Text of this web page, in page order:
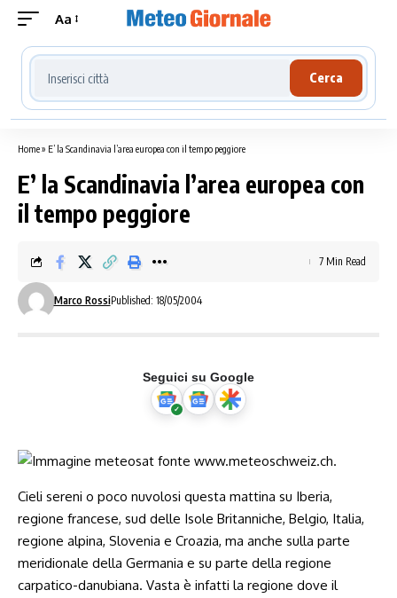
Aa
Cerca località meteo
Cerca
Home» E’ la Scandinavia l’area europea con il tempo peggiore
E’ la Scandinavia l’area europea con
il tempo peggiore
Marco RossiPublished: 18/05/2004
7 Min Read
Seguici su Google
Cieli sereni o poco nuvolosi questa mattina su Iberia,
regione francese, sud delle Isole Britanniche, Belgio, Italia,
regione alpina, Slovenia e Croazia, ma anche sulla parte
meridionale della Germania e su parte della regione
carpatico-danubiana. Vasta è infatti la regione dove il